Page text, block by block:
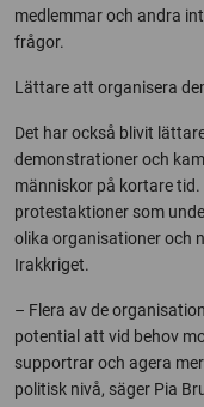
medlemmar och andra
frågor.
Lättare att organisera
Det har också blivit
demonstrationer och
människor på kortare
protestaktioner som
olika organisationer och
Irakkriget.
– Flera av de
potential att vid behov
supportrar och agera
politisk nivå, säger Pia